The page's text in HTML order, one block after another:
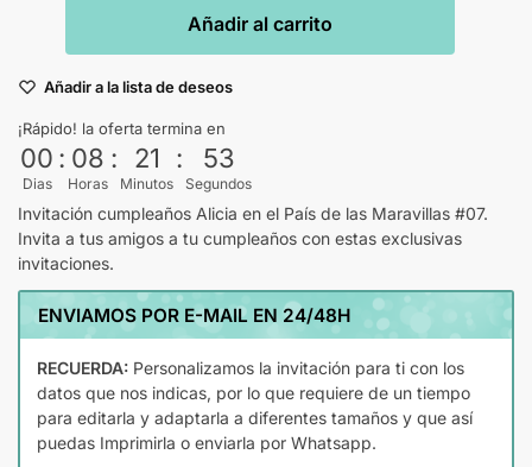
Añadir al carrito
Añadir a la lista de deseos
¡Rápido! la oferta termina en
00
Dias
: 08
Horas
: 21
Minutos
: 53
Segundos
Invitación cumpleaños Alicia en el País de las Maravillas #07.
Invita a tus amigos a tu cumpleaños con estas exclusivas
invitaciones.
ENVIAMOS POR E-MAIL EN 24/48H
RECUERDA: Personalizamos la invitación para ti con los
datos que nos indicas, por lo que requiere de un tiempo
para editarla y adaptarla a diferentes tamaños y que así
puedas Imprimirla o enviarla por Whatsapp.